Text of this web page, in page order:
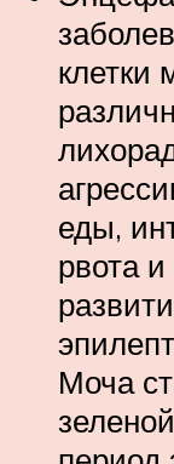
клетки
еды,
рвота
Моча